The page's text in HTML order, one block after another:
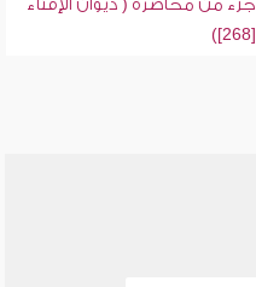
جزء من محاضرة ( ديوان الإفتاء
[268])